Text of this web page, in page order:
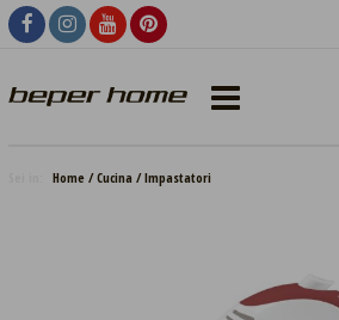
Home Cucina Impastatori